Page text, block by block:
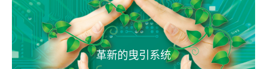
革新的曳引 系统